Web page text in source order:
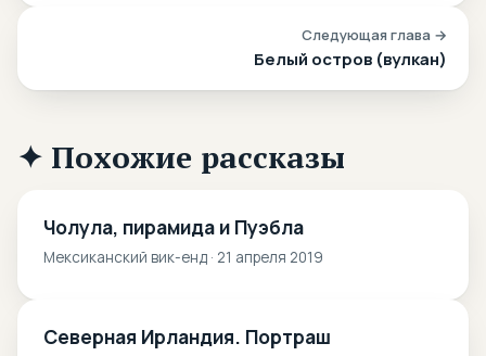
Следующая глава →
Белый остров (вулкан)
✦ Похожие рассказы
Чолула, пирамида и Пуэбла
Мексиканский вик-енд · 21 апреля 2019
Северная Ирландия. Портраш